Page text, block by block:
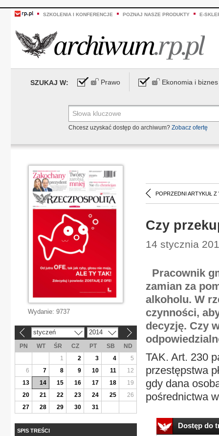
SZKOLENIA I KONFERENCJE POZNAJ NASZE PRODUKTY E-
SZUKAJ W: Prawo Ekonomia i biznes
Chcesz uzyskać dostęp do archiwum? Zobacz ofertę
POPRZEDNI ARTYKUŁ Z
Czy
14 stycznia
Pracownik
zamian za
alkoholu. W
czynności,
decyzję. Czy
TAK. Art. 230
przestępstwa
gdy dana
pośrednictwa
Dostęp do
Wydanie: 9737
styczeń 2014
PN WT ŚR CZ PT SB
ND
1
2 3 4
5
6
7 8 9 10 11
12
13
14 15 16 17 18
19
20
21 22 23 24 25
26
27
28 29 30 31
SPIS TREŚCI